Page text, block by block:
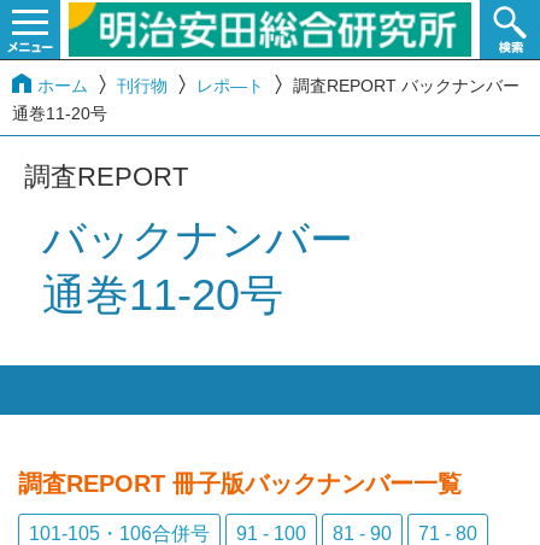
ホーム 刊行物 レポ―ト
調査REPORT バックナンバー
通巻11-20号
調査REPORT
バックナンバー
通巻11-20号
調査REPORT 冊子版バックナンバー一覧
101-105・106合併号 91 - 100 81 - 90 71 - 80